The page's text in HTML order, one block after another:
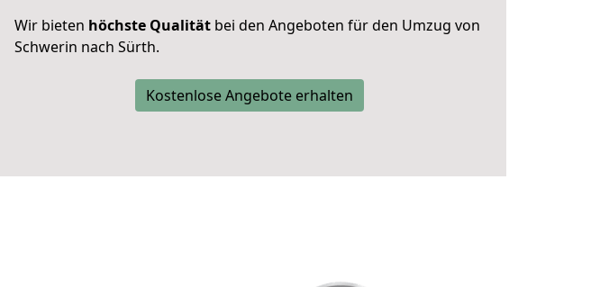
Wir bieten höchste Qualität bei den Angeboten für den Umzug von
Schwerin nach Sürth.
Kostenlose Angebote erhalten